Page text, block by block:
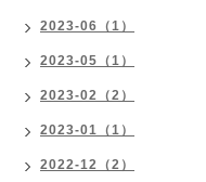
2023-06（1）
2023-05（1）
2023-02（2）
2023-01（1）
2022-12（2）